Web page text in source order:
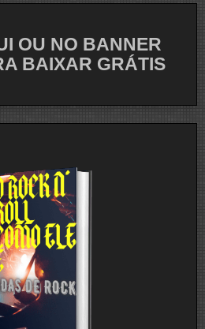
OU NO BANNER
BAIXAR GRÁTIS